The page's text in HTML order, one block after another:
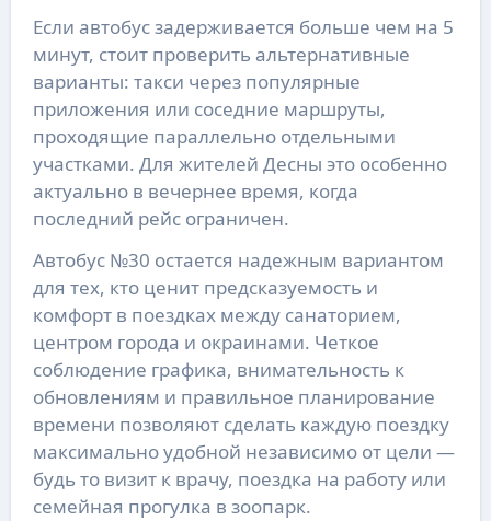
Если автобус задерживается больше чем на 5
минут, стоит проверить альтернативные
варианты: такси через популярные
приложения или соседние маршруты,
проходящие параллельно отдельными
участками. Для жителей Десны это особенно
актуально в вечернее время, когда
последний рейс ограничен.
Автобус №30 остается надежным вариантом
для тех, кто ценит предсказуемость и
комфорт в поездках между санаторием,
центром города и окраинами. Четкое
соблюдение графика, внимательность к
обновлениям и правильное планирование
времени позволяют сделать каждую поездку
максимально удобной независимо от цели —
будь то визит к врачу, поездка на работу или
семейная прогулка в зоопарк.